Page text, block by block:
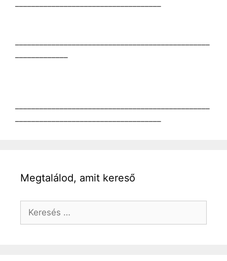
Megtalálod, amit kereső
Keresés: